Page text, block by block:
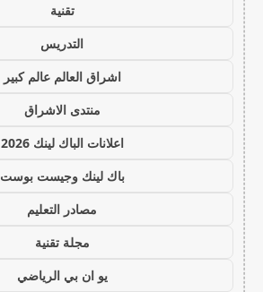
تقنية
التدريس
اشراق العالم عالم كبير
منتدى الاشراق
اعلانات الباك لينك 2026
باك لينك وجيست بوست
مصادر التعليم
مجلة تقنية
يو ان بي الرياضي